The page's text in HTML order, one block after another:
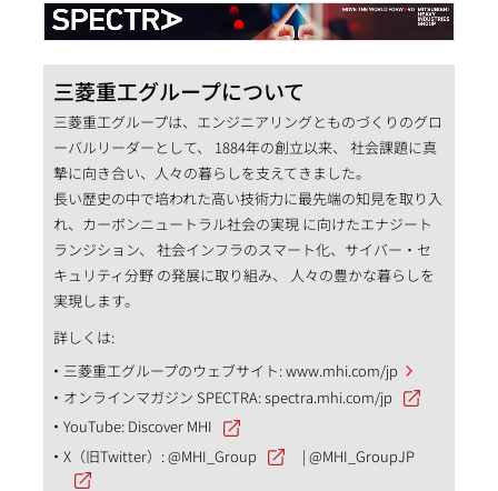
三菱重工グループについて
三菱重工グループは、エンジニアリングとものづくりのグロ
ーバルリーダーとして、 1884年の創立以来、 社会課題に真
摯に向き合い、人々の暮らしを支えてきました。
長い歴史の中で培われた高い技術力に最先端の知見を取り入
れ、カーボンニュートラル社会の実現 に向けたエナジート
ランジション、 社会インフラのスマート化、サイバー・セ
キュリティ分野 の発展に取り組み、 人々の豊かな暮らしを
実現します。
詳しくは:
三菱重工グループのウェブサイト:www.mhi.com/jp
オンラインマガジン SPECTRA:spectra.mhi.com/jp
YouTube: Discover MHI
X（旧Twitter）:@MHI_Group |@MHI_GroupJP